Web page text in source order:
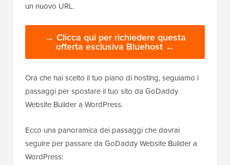
un nuovo URL.
→ Clicca qui per richiedere questa
offerta esclusiva Bluehost ←
Ora che hai scelto il tuo piano di hosting, seguiamo i
passaggi per spostare il tuo sito da GoDaddy
Website Builder a WordPress.
Ecco una panoramica dei passaggi che dovrai
seguire per passare da GoDaddy Website Builder a
WordPress: